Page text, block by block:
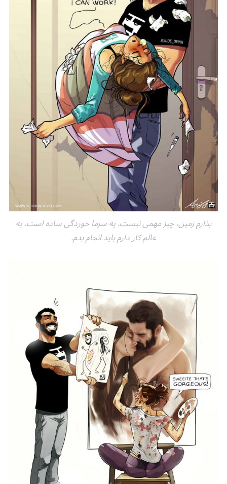
بذارم زمین، چیز مهمی نیست. یه سرما خوردگی ساده است. یه
عالم کار دارم باید انجام بدم.